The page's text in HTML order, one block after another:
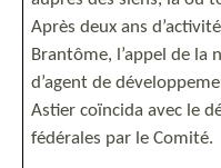
Après deux ans
Brantôme, l’appel de la
d’agent de
Astier coïncida avec le
fédérales par le Comité.